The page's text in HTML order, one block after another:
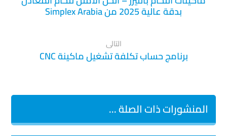
بدقة عالية 2025 من Simplex Arabia
التالى
برنامج حساب تكلفة تشغيل ماكينة CNC
المنشورات ذات الصلة ...